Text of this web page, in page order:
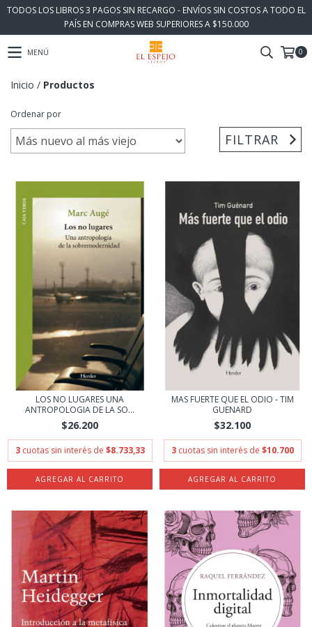
TODOS LOS LIBROS 3 PAGOS SIN RECARGO - ENVÍOS SIN COSTOS A TODO EL
PAÍS EN COMPRAS WEB SUPERIORES A $150.000
MENÚ 0
Inicio / Productos
Ordenar por
FILTRAR
LOS NO LUGARES UNA
ANTROPOLOGIA DE LA SO...
$26.200
3 cuotas sin interés de $8.733,33
MAS FUERTE QUE EL ODIO - TIM
GUENARD
$32.100
3 cuotas sin interés de $10.700